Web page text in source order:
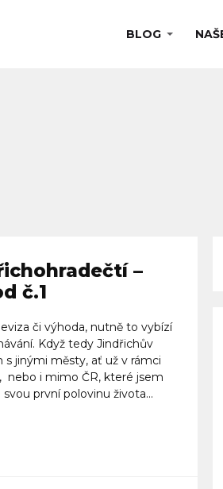
BLOG
–
č.1
či výhoda, nutně to vybízí
Když tedy Jindřichův
s jinými městy, ať už v rámci
nebo i mimo ČR, které jsem
první polovinu života...